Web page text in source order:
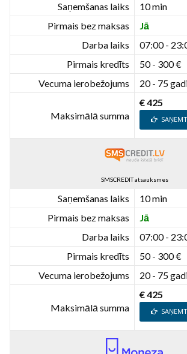
Saņemšanas laiks
10 min
Pirmais bez maksas
Jā
Darba laiks
07:00 -
Pirmais kredīts
50 - 300 €
Vecuma ierobežojums
20 - 75
Maksimālā summa
€ 425
SMSCREDIT atsauksmes
Saņemšanas laiks
10 min
Pirmais bez maksas
Jā
Darba laiks
07:00 -
Pirmais kredīts
50 - 300 €
Vecuma ierobežojums
20 - 75
Maksimālā summa
€ 425